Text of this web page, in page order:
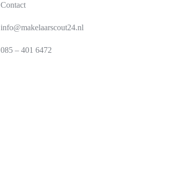
Contact
info@makelaarscout24.nl
085 – 401 6472